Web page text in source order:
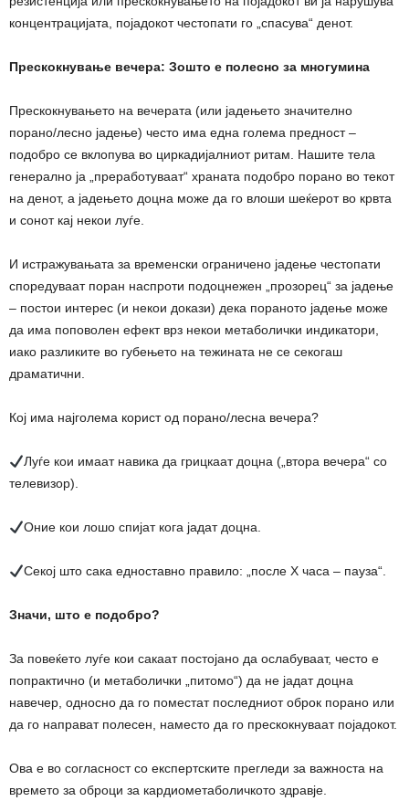
концентрацијата, појадокот честопати го „спасува“ денот.
Прескокнување вечера: Зошто е полесно за многумина
Прескокнувањето на вечерата (или јадењето значително
порано/лесно јадење) често има една голема предност –
подобро се вклопува во циркадијалниот ритам. Нашите тела
генерално ја „преработуваат“ храната подобро порано во текот
на денот, а јадењето доцна може да го влоши шеќерот во крвта
и сонот кај некои луѓе.
И истражувањата за временски ограничено јадење честопати
споредуваат поран наспроти подоцнежен „прозорец“ за јадење
– постои интерес (и некои докази) дека пораното јадење може
да има поповолен ефект врз некои метаболички индикатори,
иако разликите во губењето на тежината не се секогаш
драматични.
Кој има најголема корист од порано/лесна вечера?
Луѓе кои имаат навика да грицкаат доцна („втора вечера“ со
телевизор).
Оние кои лошо спијат кога јадат доцна.
Секој што сака едноставно правило: „после X часа – пауза“.
Значи, што е подобро?
За повеќето луѓе кои сакаат постојано да ослабуваат, често е
попрактично (и метаболички „питомо“) да не јадат доцна
навечер, односно да го поместат последниот оброк порано или
да го направат полесен, наместо да го прескокнуваат појадокот.
Ова е во согласност со експертските прегледи за важноста на
времето за оброци за кардиометаболичкото здравје.